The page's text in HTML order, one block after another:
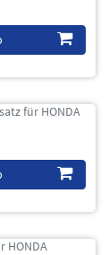
für HONDA
HONDA